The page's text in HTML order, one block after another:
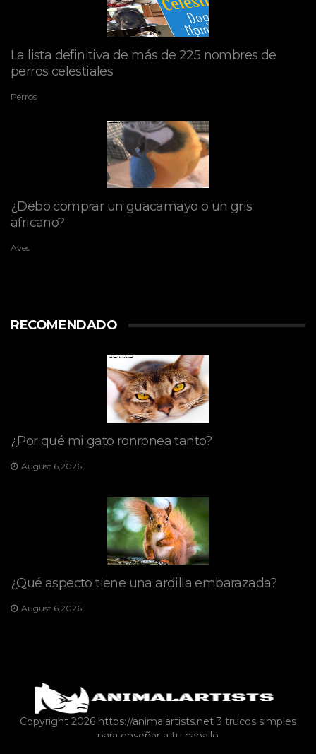
La lista definitiva de más de 225 nombres de
perros celestiales
Perros
¿Debo comprar un guacamayo o un gris
africano?
Aves
RECOMENDADO
¿Por qué mi gato ronronea tanto?
August 6,2026
¿Qué aspecto tiene una ardilla embarazada?
August 6,2026
Copyright 2026 https://animalartists.net 3 trucos simples
para enseñar a tu caballo